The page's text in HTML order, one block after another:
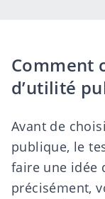
Comment
d’utilité
Avant de
publique, le
faire une idée
précisément,